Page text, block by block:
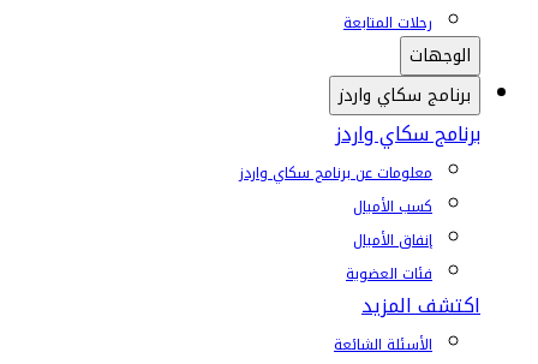
رحلات المتابعة
الوجهات
برنامج سكاي واردز
برنامج سكاي واردز
معلومات عن برنامج سكاي واردز
كسب الأميال
إنفاق الأميال
فئات العضوية
اكتشف المزيد
الأسئلة الشائعة